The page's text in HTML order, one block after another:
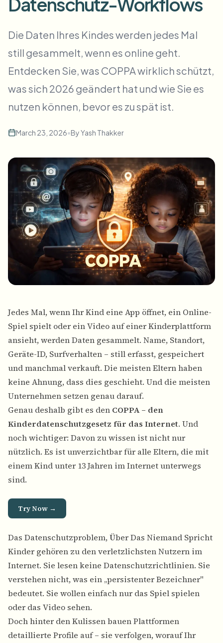
Video-Intelligenz
Viele Videos auf einmal bearbeiten
Massen-Gesichtsweichzeichnung
Alles weichzeichnen
Enterprise-Zonen, Richtlinien und Überprüfung
API & SDK
Uploads, Jobs und Webhooks automatisieren
Kontaktformular
Massen-Hintergrundentfernung
Die Daten Ihres Kindes werden jedes Mal
still gesammelt, wenn es online geht.
Entdecken Sie, was COPPA wirklich schützt,
was sich 2026 geändert hat und wie Sie es
nutzen können, bevor es zu spät ist.
March 23, 2026•ByYash Thakker
Jedes Mal, wenn Ihr Kind eine App öffnet, ein Online-
Spiel spielt oder ein Video auf einer Kinderplattform
ansieht, werden Daten gesammelt. Name, Standort,
Geräte-ID, Surfverhalten – still erfasst, gespeichert
und manchmal verkauft. Die meisten Eltern haben
keine Ahnung, dass dies geschieht. Und die meisten
Unternehmen setzen genau darauf.
Genau deshalb gibt es den COPPA – den
Kinderdatenschutzgesetz für das Internet. Und
noch wichtiger: Davon zu wissen ist nicht nur
nützlich. Es ist unverzichtbar für alle Eltern, die mit
einem Kind unter 13 Jahren im Internet unterwegs
sind.
Try Now →
Das Datenschutzproblem, Über Das Niemand Spricht
Kinder gehören zu den verletzlichsten Nutzern im
Internet. Sie lesen keine Datenschutzrichtlinien. Sie
verstehen nicht, was ein „persistenter Bezeichner"
bedeutet. Sie wollen einfach nur das Spiel spielen
oder das Video sehen.
Doch hinter den Kulissen bauen Plattformen
detaillierte Profile auf – sie verfolgen, worauf Ihr